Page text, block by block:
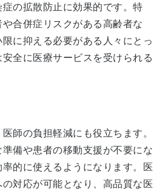
の拡散防止に効果的です。特
合併症リスクがある高齢者な
に抑える必要がある人々にとっ
全に医療サービスを受けられる
師の負担軽減にも役立ちます。
備や患者の移動支援が不要にな
的に使えるようになります。医
対応が可能となり、高品質な医